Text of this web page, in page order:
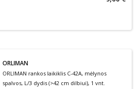
ORLIMAN
ORLIMAN rankos laikiklis C-42A, mėlynos
spalvos, L/3 dydis (>42 cm dilbiui), 1 vnt.